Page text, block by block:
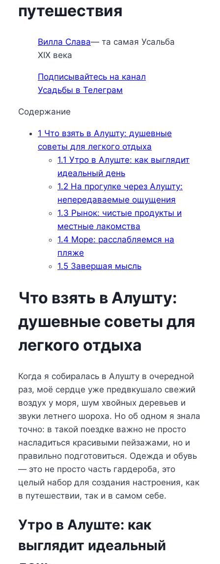
путешествия
Вилла Слава— та самая Усальба
XIX века
Подписывайтесь на канал
Усадьбы в Телеграм
Содержание
1 Что взять в Алушту: душевные
советы для легкого отдыха
1.1 Утро в Алуште: как выглядит
идеальный день
1.2 На прогулке через Алушту:
непередаваемые ощущения
1.3 Рынок: чистые продукты и
местные лакомства
1.4 Море: расслабляемся на
пляже
1.5 Завершая мысль
Что взять в Алушту:
душевные советы для
легкого отдыха
Когда я собиралась в Алушту в очередной
раз, моё сердце уже предвкушало свежий
воздух у моря, шум хвойных деревьев и
звуки летнего шороха. Но об одном я знала
точно: в такой поездке важно не просто
насладиться красивыми пейзажами, но и
правильно подготовиться. Одежда и обувь
— это не просто часть гардероба, это
целый набор для создания настроения, как
в путешествии, так и в самом себе.
Утро в Алуште: как
выглядит идеальный